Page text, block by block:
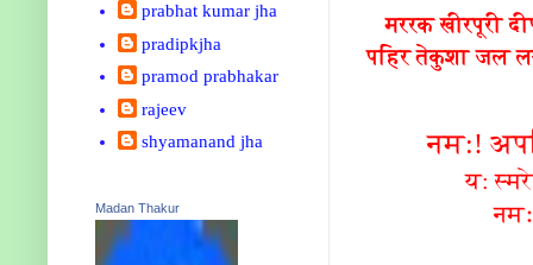
मररक खीरपूरी
पहिर तेकुशा जल
नम:!
य:
prabhat kumar jha
pradipkjha
pramod prabhakar
rajeev
shyamanand jha
Madan Thakur